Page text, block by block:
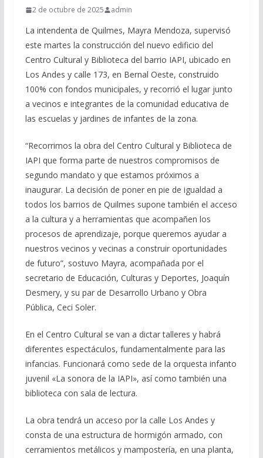
2 de octubre de 2025 admin
La intendenta de Quilmes, Mayra Mendoza, supervisó
este martes la construcción del nuevo edificio del
Centro Cultural y Biblioteca del barrio IAPI, ubicado en
Los Andes y calle 173, en Bernal Oeste, construido
100% con fondos municipales, y recorrió el lugar junto
a vecinos e integrantes de la comunidad educativa de
las escuelas y jardines de infantes de la zona.
“Recorrimos la obra del Centro Cultural y Biblioteca de
IAPI que forma parte de nuestros compromisos de
segundo mandato y que estamos próximos a
inaugurar. La decisión de poner en pie de igualdad a
todos los barrios de Quilmes supone también el acceso
a la cultura y a herramientas que acompañen los
procesos de aprendizaje, porque queremos ayudar a
nuestros vecinos y vecinas a construir oportunidades
de futuro”, sostuvo Mayra, acompañada por el
secretario de Educación, Culturas y Deportes, Joaquín
Desmery, y su par de Desarrollo Urbano y Obra
Pública, Ceci Soler.
En el Centro Cultural se van a dictar talleres y habrá
diferentes espectáculos, fundamentalmente para las
infancias. Funcionará como sede de la orquesta infanto
juvenil «La sonora de la IAPI», así como también una
biblioteca con sala de lectura.
La obra tendrá un acceso por la calle Los Andes y
consta de una estructura de hormigón armado, con
cerramientos metálicos y mampostería, en una planta,